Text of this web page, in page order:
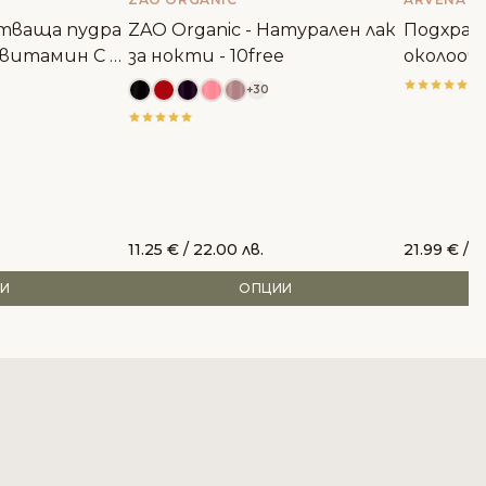
пудра
С -
ZAO Organic - Натурален лак
за нокти - 10free
+30
11.25€ / 22.00 лв.
ОПЦИИ
21.99 €/